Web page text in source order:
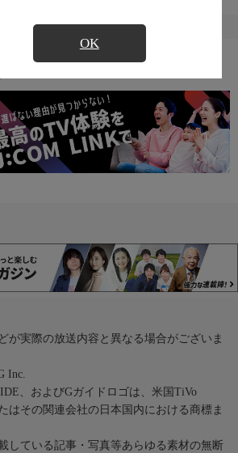
OK
報
が実際の放送内容と異なる場合がございま
Inc.
、およびGガイドロゴは、米国TiVo
はその関連会社の日本国内における商標ま
している記事・写真等あらゆる素材の無断